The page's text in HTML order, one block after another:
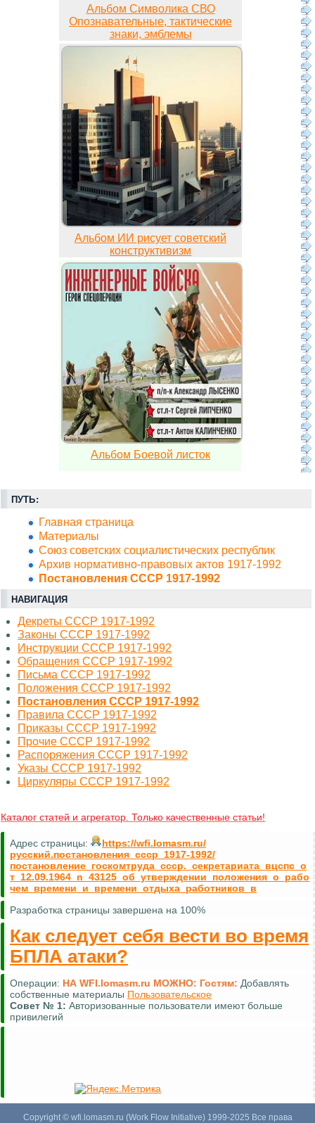
Альбом Символика СВО
Опознавательные, тактические
знаки, эмблемы
Альбом ИИ рисует советский
конструктивизм
Альбом Боевой листок
ПУТЬ:
Главная страница
Материалы
Союз советских социалистических республик
Архив нормативно-правовых актов 1917-1992
Постановления СССР 1917-1992
НАВИГАЦИЯ
Декреты СССР 1917-1992
Законы СССР 1917-1992
Инструкции СССР 1917-1992
Обращения СССР 1917-1992
Письма СССР 1917-1992
Положения СССР 1917-1992
Постановления СССР 1917-1992
Правила СССР 1917-1992
Приказы СССР 1917-1992
Прочие СССР 1917-1992
Распоряжения СССР 1917-1992
Указы СССР 1917-1992
Циркуляры СССР 1917-1992
Каталог статей и агрегатор. Только качественные статьи!
Адрес страницы:
https://wfi.lomasm.ru/
русский.постановления_ссср_1917-1992/
постановление_госкомтруда_ссср._секретариата_вцспс_о
т_12.09.1964_n_43125_об_утверждении_положения_о_рабо
чем_времени_и_времени_отдыха_работников_в
Разработка страницы завершена на 100%
Как следует себя вести во время
БПЛА атаки?
Операции: НА WFI.lomasm.ru МОЖНО: Гостям: Добавлять
собственные материалы Пользовательское
Совет № 1: Авторизованные пользователи имеют больше
привилегий
Copyright © wfi.lomasm.ru (Work Flow Initiative) 1999-2025 Все права